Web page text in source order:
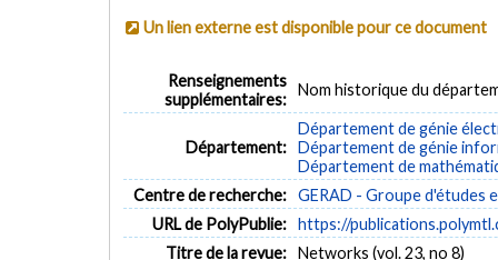
Un lien externe est disponible pour ce document
Renseignements
supplémentaires:
Nom historique du
Département:
Département de génie
Département de génie
Département de
Centre de recherche: GERAD - Groupe d'études
URL de PolyPublie: https://
Titre de la revue: Networks (vol. 23, no 8)